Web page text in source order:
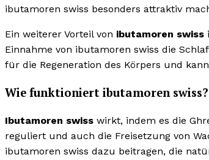
ibutamoren swiss besonders attraktiv
Ein weiterer Vorteil von ibutamoren swiss
Einnahme von ibutamoren swiss die
für die Regeneration des Körpers und
Wie funktioniert ibutamoren swiss?
Ibutamoren swiss wirkt, indem es die
reguliert und auch die Freisetzung von
ibutamoren swiss dazu beitragen, die